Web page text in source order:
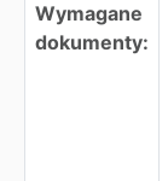
Wymagane
dokumenty: